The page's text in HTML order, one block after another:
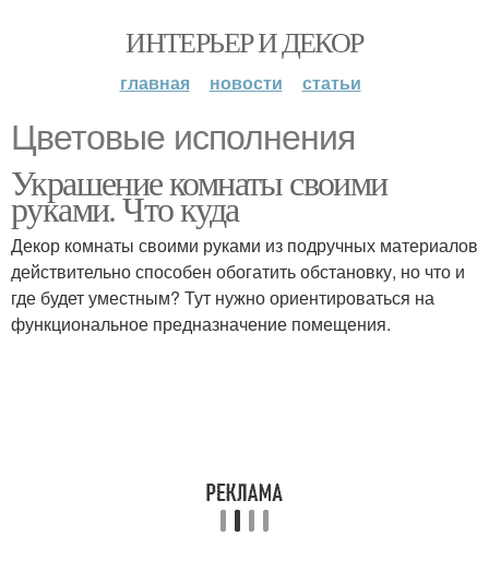
ИНТЕРЬЕР И ДЕКОР
главная новости статьи
Цветовые исполнения
Украшение комнаты своими
руками. Что куда
Декор комнаты своими руками из подручных материалов
действительно способен обогатить обстановку, но что и
где будет уместным? Тут нужно ориентироваться на
функциональное предназначение помещения.